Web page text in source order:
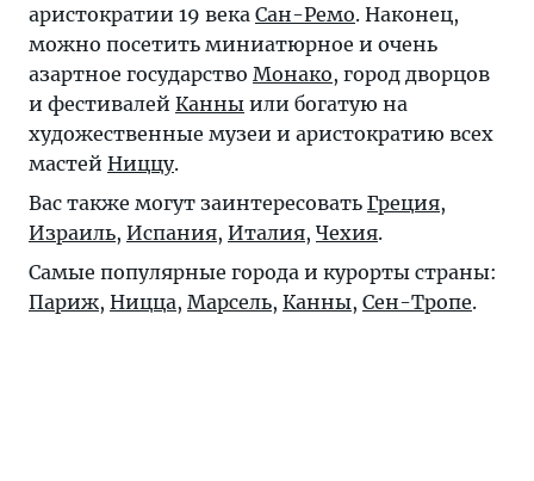
аристократии 19 века Сан-Ремо. Наконец,
можно посетить миниатюрное и очень
азартное государство Монако, город дворцов
и фестивалей Канны или богатую на
художественные музеи и аристократию всех
мастей Ниццу.
Вас также могут заинтересовать Греция,
Израиль, Испания, Италия, Чехия.
Самые популярные города и курорты страны:
Париж, Ницца, Марсель, Канны, Сен-Тропе.